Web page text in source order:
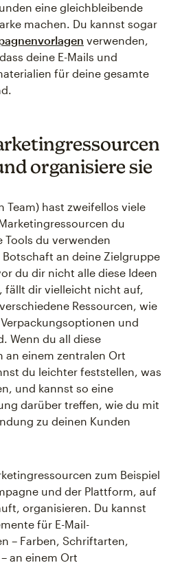
eine gleichbleibende
machen. Du kannst sogar
verwenden,
deine E-Mails und
für deine gesamte
organisiere sie
Team) hast zweifellos viele
du
Tools du verwenden
an deine Zielgruppe
du dir nicht alle diese Ideen
fällt dir vielleicht nicht auf,
Ressourcen, wie
und
Wenn du all diese
an einem zentralen Ort
du leichter feststellen, was
und kannst so eine
darüber treffen, wie du mit
zu deinen Kunden
zum Beispiel
und der Plattform, auf
organisieren. Du kannst
für E-Mail-
– Farben, Schriftarten,
an einem Ort